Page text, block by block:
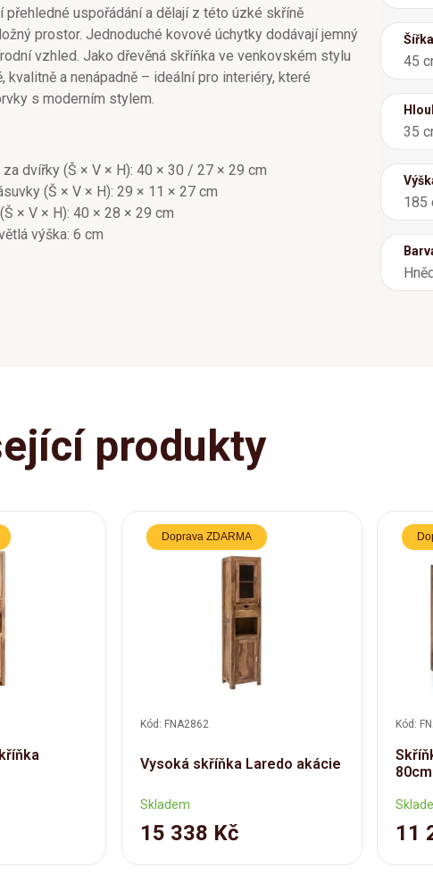
uspořádání a dělají z této úzké skříně
prostor. Jednoduché kovové úchytky dodávají jemný
vzhled. Jako dřevěná skříňka ve venkovském stylu
kvalitně a nenápadně – ideální pro interiéry, které
s moderním stylem.
dvířky (Š × V × H): 40 × 30 / 27 × 29 cm
(Š × V × H): 29 × 11 × 27 cm
× V × H): 40 × 28 × 29 cm
výška: 6 cm
45
35
185
produkty
Doprava ZDARMA
Kód: FNA2862
Vysoká skříňka Laredo akácie
Skladem
15 338 Kč
Kód:
11